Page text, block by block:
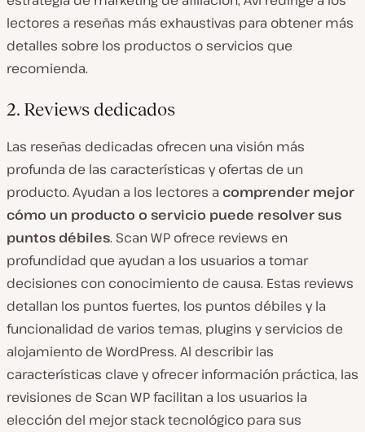
lectores a reseñas más exhaustivas para obtener más
detalles sobre los productos o servicios que
recomienda.
2. Reviews dedicados
Las reseñas dedicadas ofrecen una visión más
profunda de las características y ofertas de un
producto. Ayudan a los lectores a comprender mejor
cómo un producto o servicio puede resolver sus
puntos débiles. Scan WP ofrece reviews en
profundidad que ayudan a los usuarios a tomar
decisiones con conocimiento de causa. Estas reviews
detallan los puntos fuertes, los puntos débiles y la
funcionalidad de varios temas, plugins y servicios de
alojamiento de WordPress. Al describir las
características clave y ofrecer información práctica, las
revisiones de Scan WP facilitan a los usuarios la
elección del mejor stack tecnológico para sus